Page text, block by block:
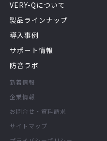
VERY-Qについて
製品ラインナップ
導入事例
サポート情報
防音ラボ
新着情報
企業情報
お問合せ・資料請求
サイトマップ